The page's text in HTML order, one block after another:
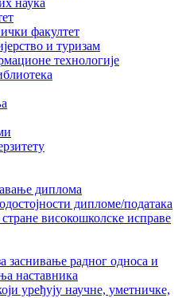
наука
факултет
и туризам
технологије
диплома
дипломе/података
високошколске исправе
заснивање радног односа и
наставника
уређују научне, уметничке,